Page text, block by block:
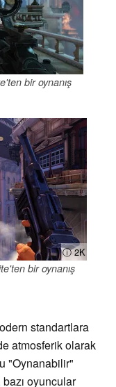
bir oynanış
ⓘ 2K
bir oynanış
standartlara
atmosferik olarak
"Oynanabilir"
oyuncular